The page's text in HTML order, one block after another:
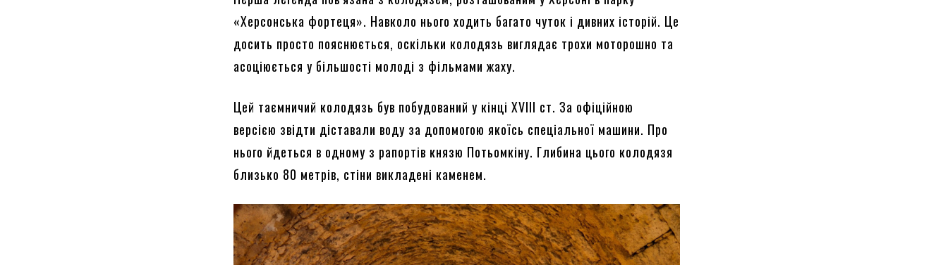
«Херсонська фортеця». Навколо нього ходить багато чуток і дивних історій. Це
досить просто пояснюється, оскільки колодязь виглядає трохи моторошно та
асоціюється у більшості молоді з фільмами жаху.
Цей таємничий колодязь був побудований у кінці XVIII ст. За офіційною
версією звідти діставали воду за допомогою якоїсь спеціальної машини. Про
нього йдеться в одному з рапортів князю Потьомкіну. Глибина цього колодязя
близько 80 метрів, стіни викладені каменем.